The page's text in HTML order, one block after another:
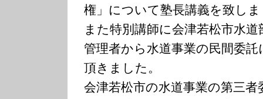
権」について塾長講義を致し
また特別講師に会津若松市水
管理者から水道事業の民間委
頂きました。
会津若松市の水道事業の第三